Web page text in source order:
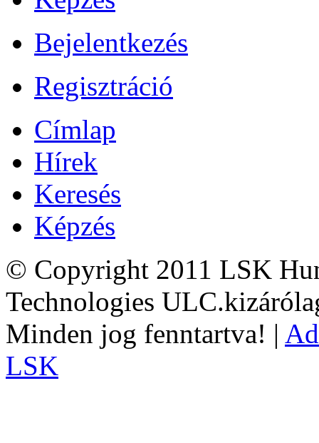
Bejelentkezés
Regisztráció
Címlap
Hírek
Keresés
Képzés
© Copyright 2011 LSK
Technologies
Minden jog fenntartva! |
LSK